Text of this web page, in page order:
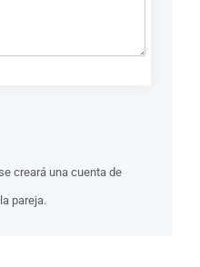
creará una cuenta de
pareja.